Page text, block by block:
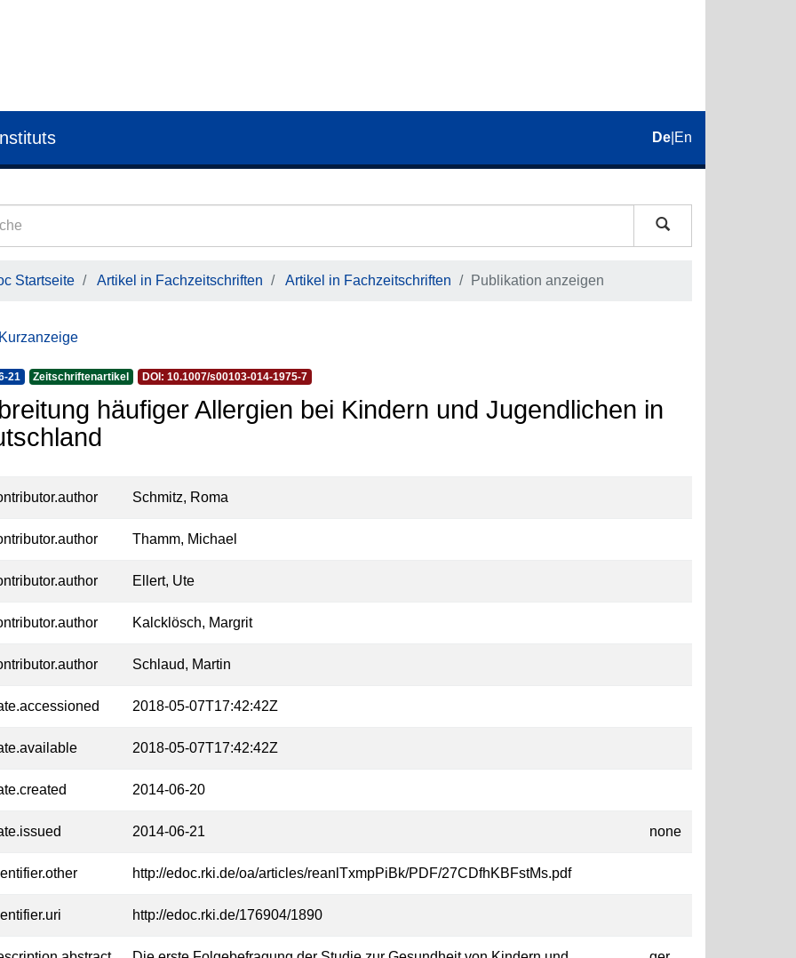
De En
Startseite Artikel in Fachzeitschriften Artikel in Fachzeitschriften Publikation anzeigen
21 Zeitschriftenartikel DOI: 10.1007/s00103-014-1975-7
häufiger Allergien bei Kindern und Jugendlichen in
Schmitz, Roma
Thamm, Michael
Ellert, Ute
Kalcklösch, Margrit
Schlaud, Martin
2018-05-07T17:42:42Z
2018-05-07T17:42:42Z
2014-06-20
2014-06-21 none
http://edoc.rki.de/oa/articles/reanlTxmpPiBk/PDF/27CDfhKBFstMs.pdf
http://edoc.rki.de/176904/1890